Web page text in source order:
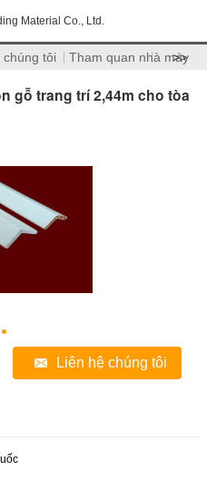
Material Co., Ltd.
chúng tôi Tham quan nhà máy
>>
gỗ trang trí 2,44m cho tòa
Liên hệ chúng tôi